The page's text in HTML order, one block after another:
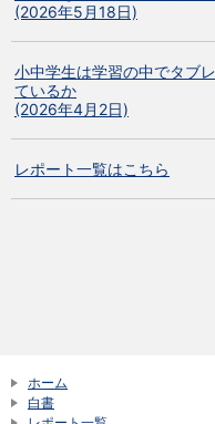
(2026年5月18日)
小中学生は学習の中でタブ
ているか
(2026年4月2日)
レポート一覧はこちら
ホーム
白書